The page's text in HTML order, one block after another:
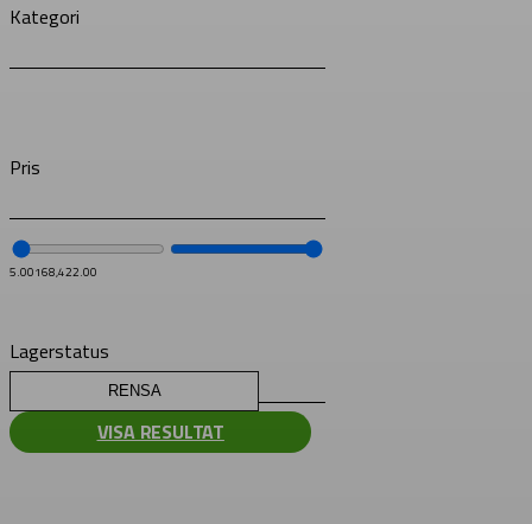
Kategori
Pris
5.00168,422.00
Lagerstatus
RENSA
VISA RESULTAT